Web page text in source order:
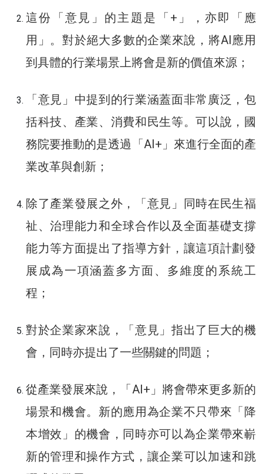
這份「意見」的主題是「+」，亦即「應
用」。對於絕大多數的企業來說，將AI應用
到具體的行業場景上將會是新的價值來源；
「意見」中提到的行業涵蓋面非常廣泛，包
括科技、產業、消費和民生等。可以說，國
務院要推動的是透過「AI+」來進行全面的產
業改革與創新；
除了產業發展之外，「意見」同時在民生福
祉、治理能力和全球合作以及全面基礎支撐
能力等方面提出了指導方針，讓這項計劃發
展成為一項涵蓋多方面、多維度的系統工
程；
對於企業家來說，「意見」指出了巨大的機
會，同時亦提出了一些關鍵的問題；
從產業發展來說，「AI+」將會帶來更多新的
場景和機會。新的應用為企業不只帶來「降
本增效」的機會，同時亦可以為企業帶來嶄
新的管理和操作方式，讓企業可以加速和跳